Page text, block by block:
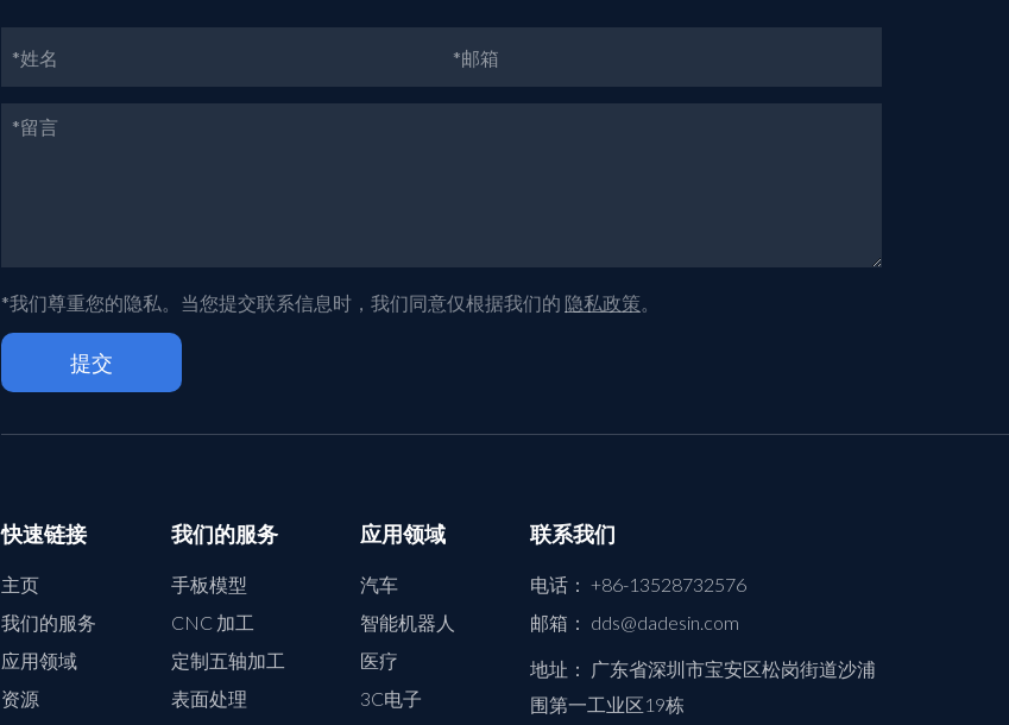
*我们尊重您的隐私。当您提交联系信息时，我们同意仅根据我们的 隐私政策。
快速链接
主页
我们的服务
应用领域
资源
我们的服务
手板模型
CNC 加工
定制五轴加工
表面处理
应用领域
汽车
智能机器人
医疗
3C电子
联系我们
电话： +86-13528732576
邮箱： dds@dadesin.com
地址： 广东省深圳市宝安区松岗街道沙浦
围第一工业区19栋